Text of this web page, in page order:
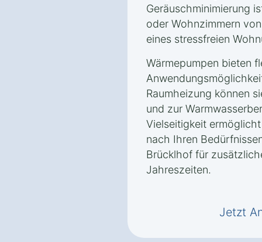
Geräuschminimierung
oder Wohnzimmern
eines stressfreien
Wärmepumpen bieten
Raumheizung können
und zur
Vielseitigkeit
nach Ihren
Brücklhof für
Jahreszeiten.
Jetzt